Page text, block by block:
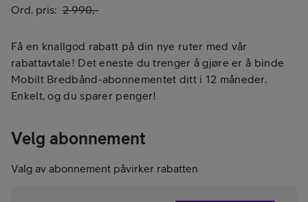
Ord. pris: 2 990,-
Få en knallgod rabatt på din nye ruter med vår
rabattavtale! Det eneste du trenger å gjøre er å binde
Mobilt Bredbånd-abonnementet ditt i 12 måneder.
Enkelt, og du sparer penger!
Velg abonnement
Valg av abonnement påvirker rabatten